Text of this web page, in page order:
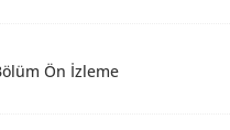
Ön İzleme